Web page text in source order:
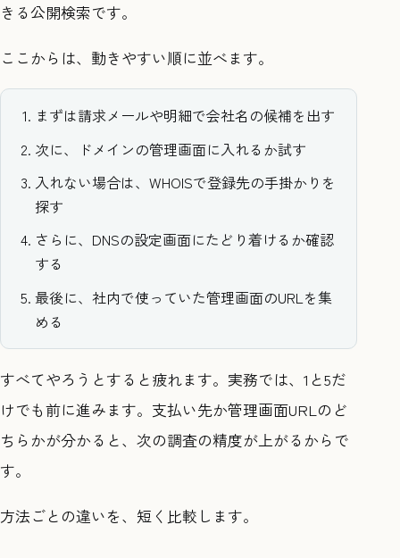
きる公開検索です。
ここからは、動きやすい順に並べます。
まずは請求メールや明細で会社名の候補を出す
次に、ドメインの管理画面に入れるか試す
入れない場合は、WHOISで登録先の手掛かりを
探す
さらに、DNSの設定画面にたどり着けるか確認
する
最後に、社内で使っていた管理画面のURLを集
める
すべてやろうとすると疲れます。実務では、1と5だ
けでも前に進みます。支払い先か管理画面URLのど
ちらかが分かると、次の調査の精度が上がるからで
す。
方法ごとの違いを、短く比較します。